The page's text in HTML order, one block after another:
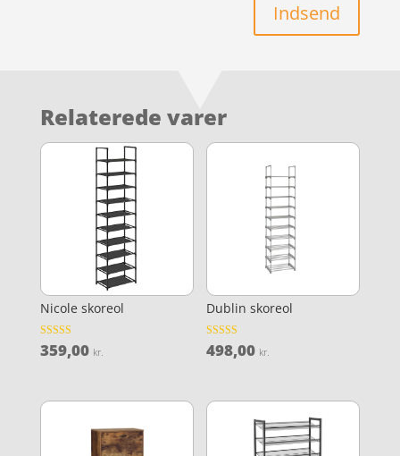
Indsend
Relaterede varer
Nicole skoreol
Vurderet
4.9
359,00 kr.
Dublin skoreol
Vurderet
4
498,00 kr.